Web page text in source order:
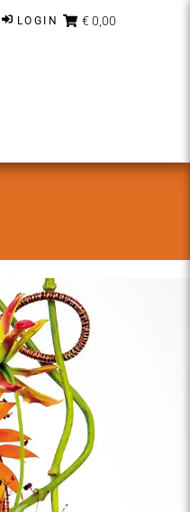
LOGIN € 0,00